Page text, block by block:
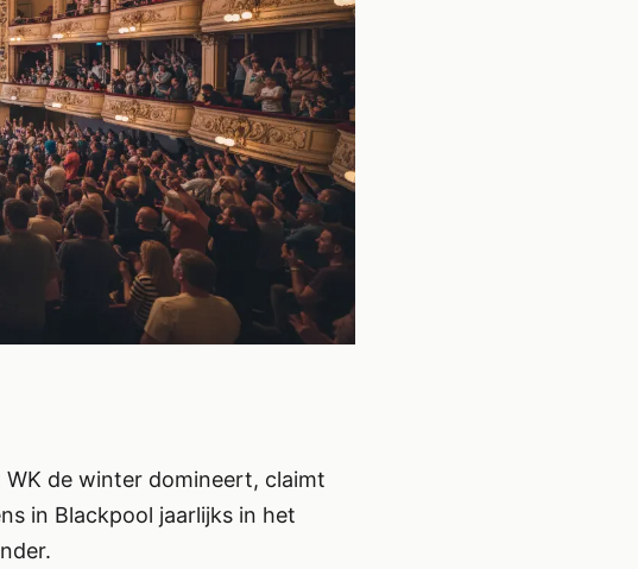
de winter domineert, claimt
in Blackpool jaarlijks in het